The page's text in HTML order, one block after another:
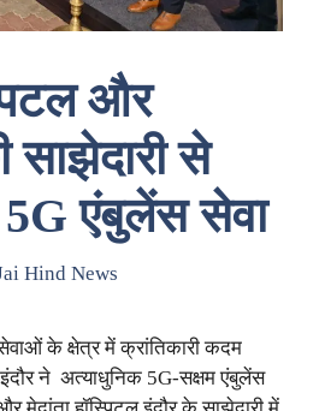
और
से
5G एंबुलेंस सेवा
Hind News
के क्षेत्र में क्रांतिकारी कदम
इंदौर ने अत्याधुनिक 5G-सक्षम एंबुलेंस